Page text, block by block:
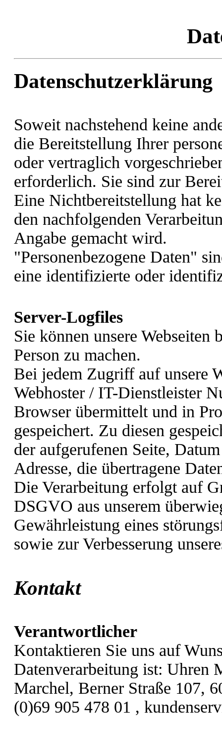
Datenschutzerklärung
Soweit nachstehend keine
die Bereitstellung Ihrer
oder vertraglich
erforderlich. Sie sind zur
Eine Nichtbereitstellung hat
den nachfolgenden
Angabe gemacht wird.
"Personenbezogene Daten"
eine identifizierte oder
Server-Logfiles
Sie können unsere Webseiten
Person zu machen.
Bei jedem Zugriff auf unsere
Webhoster / IT-Dienstleister
Browser übermittelt und in
gespeichert. Zu diesen
der aufgerufenen Seite,
Adresse, die übertragene
Die Verarbeitung erfolgt auf
DSGVO aus unserem
Gewährleistung eines
sowie zur Verbesserung
Kontakt
Verantwortlicher
Kontaktieren Sie uns auf
Datenverarbeitung ist: Uhren
Marchel, Berner Straße 107,
(0)69 905 478 01 ,